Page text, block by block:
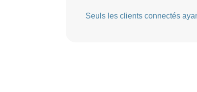
Seuls les clients connectés